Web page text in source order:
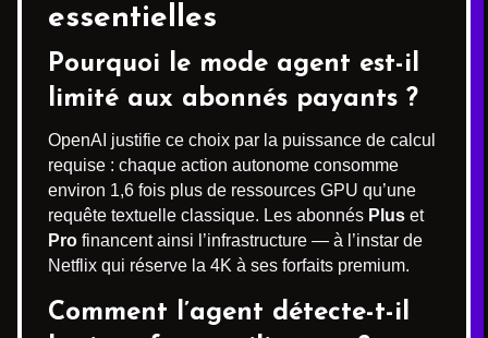
essentielles
Pourquoi le mode agent est-il
limité aux abonnés payants ?
OpenAI justifie ce choix par la puissance de calcul
requise : chaque action autonome consomme
environ 1,6 fois plus de ressources GPU qu’une
requête textuelle classique. Les abonnés Plus et
Pro financent ainsi l’infrastructure — à l’instar de
Netflix qui réserve la 4K à ses forfaits premium.
Comment l’agent détecte-t-il